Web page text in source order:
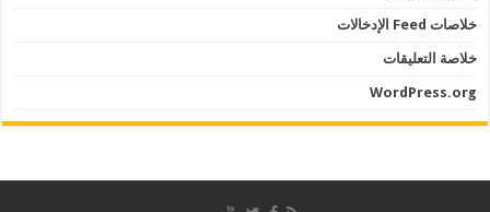
خلاصات Feed الإدخالات
خلاصة التعليقات
WordPress.org